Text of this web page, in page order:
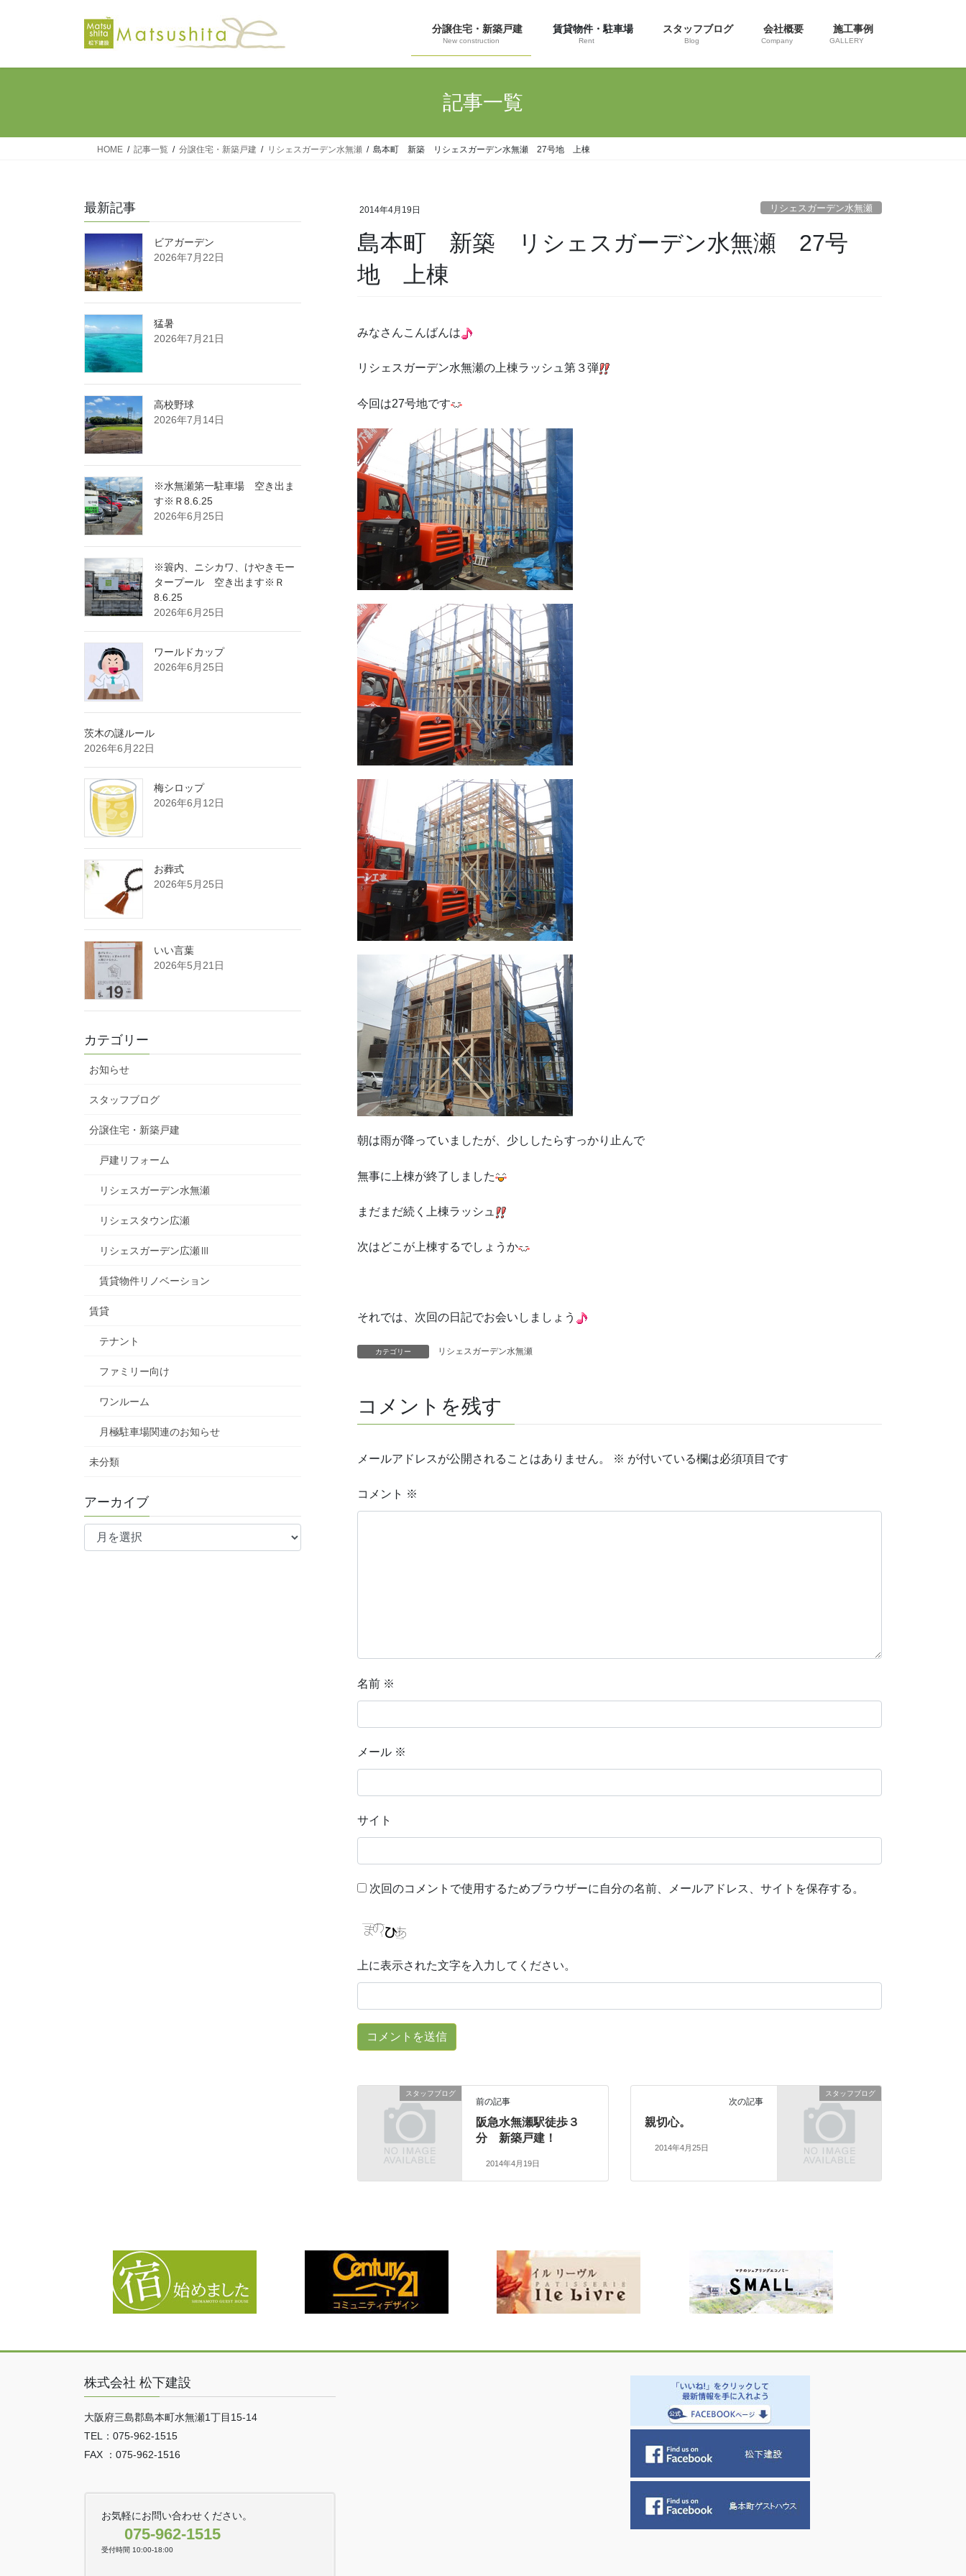
分譲住宅・新築戸建
New construction
賃貸物件・駐車場
Rent
スタッフブログ
Blog
会社概要
Company
施工事例
GALLERY
記事一覧
HOME 記事一覧 分譲住宅・新築戸建 リシェスガーデン水無瀬 島本町 新築 リシェスガーデン水無瀬 27号地 上棟
2014年4月19日 リシェスガーデン水無瀬
島本町 新築 リシェスガーデン水無瀬 27号
地 上棟
みなさんこんばんは
リシェスガーデン水無瀬の上棟ラッシュ第３弾
今回は27号地です
朝は雨が降っていましたが、少ししたらすっかり止んで
無事に上棟が終了しました
まだまだ続く上棟ラッシュ
次はどこが上棟するでしょうか
それでは、次回の日記でお会いしましょう
カテゴリー リシェスガーデン水無瀬
コメントを残す
メールアドレスが公開されることはありません。 ※ が付いている欄は必須項目です
コメント ※
名前 ※
メール ※
サイト
次回のコメントで使用するためブラウザーに自分の名前、メールアドレス、サイトを保存する。
上に表示された文字を入力してください。
スタッフブログ
前の記事
阪急水無瀬駅徒歩３
分 新築戸建！
2014年4月19日
スタッフブログ
次の記事
親切心。
2014年4月25日
最新記事
ビアガーデン
2026年7月22日
猛暑
2026年7月21日
高校野球
2026年7月14日
※水無瀬第一駐車場 空き出ま
す※Ｒ8.6.25
2026年6月25日
※簑内、ニシカワ、けやきモー
タープール 空き出ます※Ｒ
8.6.25
2026年6月25日
ワールドカップ
2026年6月25日
茨木の謎ルール
2026年6月22日
梅シロップ
2026年6月12日
お葬式
2026年5月25日
いい言葉
2026年5月21日
カテゴリー
お知らせ
スタッフブログ
分譲住宅・新築戸建
戸建リフォーム
リシェスガーデン水無瀬
リシェスタウン広瀬
リシェスガーデン広瀬Ⅲ
賃貸物件リノベーション
賃貸
テナント
ファミリー向け
ワンルーム
月極駐車場関連のお知らせ
未分類
アーカイブ
ア
株式会社 松下建設
大阪府三島郡島本町水無瀬1丁目15-14
TEL：075-962-1515
FAX ：075-962-1516
お気軽にお問い合わせください。
075-962-1515
受付時間 10:00-18:00